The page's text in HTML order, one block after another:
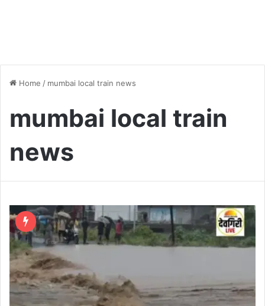
Home / mumbai local train news
mumbai local train
news